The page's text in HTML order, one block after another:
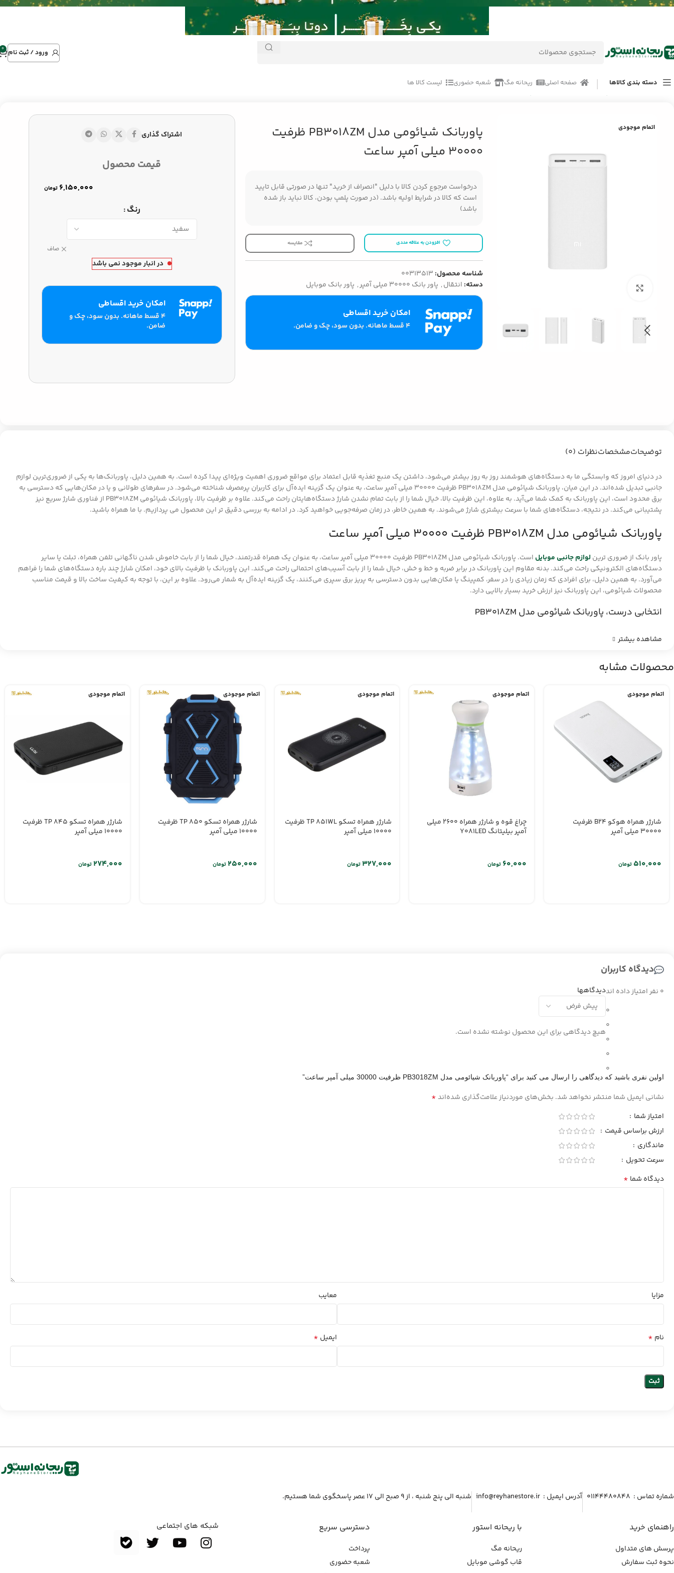
ورود / ثبت نام 0
دسته بندی کالاها صفحه اصلی ریحانه مگ شعبه حضوری لیست کالا ها
پاوربانک و شارژر موبایل
اتمام موجودی
پاوربانک شیائومی مدل PB3018ZM ظرفیت
30000 میلی آمپر ساعت
درخواست مرجوع کردن کالا با دلیل "انصراف از خرید" تنها در صورتی قابل تایید
است که کالا در شرایط اولیه باشد. (در صورت پلمپ بودن، کالا نباید باز شده
باشد)
افزودن به علاقه مندی مقایسه
شناسه محصول: 00313513
دسته: انتقال, پاور بانک 30000 میلی آمپر , پاور بانک موبایل
امکان خرید اقساطی
۴ قسط ماهانه. بدون سود، چک و ضامن.
اشتراک گذاری
قیمت محصول
تومان
رنگ
صاف
در انبار موجود نمی باشد
امکان خرید اقساطی
۴ قسط ماهانه. بدون سود، چک و
ضامن.
توضیحاتمشخصاتنظرات (0)
در دنیای امروز که وابستگی ما به دستگاه‌های هوشمند روز به روز بیشتر می‌شود، داشتن یک منبع تغذیه قابل اعتماد برای مواقع ضروری اهمیت ویژه‌ای پیدا کرده است. به همین دلیل، پاوربانک‌ها به یکی از ضروری‌ترین لوازم
جانبی تبدیل شده‌اند. در این میان، پاوربانک شیائومی مدل PB3018ZM ظرفیت 30000 میلی آمپر ساعت، به عنوان یک گزینه ایده‌آل برای کاربران پرمصرف شناخته می‌شود. در سفرهای طولانی و یا در مکان‌هایی که دسترسی به
برق محدود است، این پاوربانک به کمک شما می‌آید. به علاوه، این ظرفیت بالا، خیال شما را از بابت تمام نشدن شارژ دستگاه‌هایتان راحت می‌کند. علاوه بر ظرفیت بالا، پاوربانک شیائومی PB3018ZM از فناوری شارژ سریع نیز
پشتیبانی می‌کند. در نتیجه، دستگاه‌های شما با سرعت بیشتری شارژ می‌شوند. به همین خاطر، در زمان صرفه‌جویی خواهید کرد. در ادامه به بررسی دقیق تر این محصول می پردازیم. با ما همراه باشید.
پاوربانک شیائومی مدل PB3018ZM ظرفیت 30000 میلی آمپر ساعت
پاور بانک از ضروری ترین لوازم جانبی موبایل
است. پاوربانک شیائومی مدل PB3018ZM ظرفیت 30000 میلی آمپر ساعت، به عنوان یک همراه قدرتمند، خیال شما را از بابت خاموش شدن ناگهانی تلفن همراه، تبلت یا سایر
دستگاه‌های الکترونیکی راحت می‌کند. بدنه مقاوم این پاوربانک در برابر ضربه و خط و خش، خیال شما را از بابت آسیب‌های احتمالی راحت می‌کند. این پاوربانک با ظرفیت بالای خود، امکان شارژ چند باره دستگاه‌های شما را فراهم
می‌آورد. به همین دلیل، برای افرادی که زمان زیادی را در سفر، کمپینگ یا مکان‌هایی بدون دسترسی به پریز برق سپری می‌کنند، یک گزینه ایده‌آل به شمار می‌رود. علاوه بر این، با توجه به کیفیت ساخت بالا و قیمت مناسب
محصولات شیائومی، این پاوربانک نیز ارزش خرید بسیار بالایی دارد.
انتخابی درست، پاوربانک شیائومی مدل PB3018ZM
مشاهده بیشتر
محصولات مشابه
اتمام موجودی
شارژر همراه هوکو B24 ظرفیت
30000 میلی آمپر
تومان
اتمام موجودی
چراغ قوه و شارژر همراه 2600 میلی
آمپر بیلیتانگ Y081LED
تومان
اتمام موجودی
شارژر همراه تسکو TP 851WL ظرفیت
10000 میلی آمپر
تومان
اتمام موجودی
شارژر همراه تسکو TP 850 ظرفیت
10000 میلی آمپر
تومان
اتمام موجودی
شارژر همراه تسکو TP 845 ظرفیت
10000 میلی آمپر
تومان
دیدگاه کاربران
0 نفر امتیاز داده اند
0
0
0
0
0
دیدگاهها
هیچ دیدگاهی برای این محصول نوشته نشده است.
اولین نفری باشید که دیدگاهی را ارسال می کنید برای “پاوربانک شیائومی مدل PB3018ZM ظرفیت 30000 میلی آمپر ساعت”
نشانی ایمیل شما منتشر نخواهد شد. بخش‌های موردنیاز علامت‌گذاری شده‌اند*
امتیاز شما
ارزش براساس قیمت
ماندگاری
سرعت تحویل
دیدگاه شما *
مزایا معایب
نام * ایمیل *
شماره تماس :‌ ۰۱۱۴۴۴۸۰۸۴۸ آدرس ایمیل :‌ info@reyhanestore.ir شنبه الی پنج شنبه ، از ۹ صبح الی ۱۷ عصر پاسخگوی شما هستیم.
راهنمای خرید
پرسش های متداول
نحوه ثبت سفارش
با ریحانه استور
ریحانه مگ
قاب گوشی موبایل
دسترسی سریع
پرداخت
شعبه حضوری
شبکه های اجتماعی